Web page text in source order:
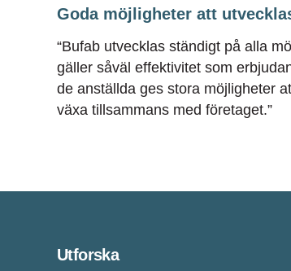
Goda möjligheter att
“Bufab utvecklas ständigt på alla
gäller såväl effektivitet som
de anställda ges stora möjligheter
växa tillsammans med företaget.”
Utforska